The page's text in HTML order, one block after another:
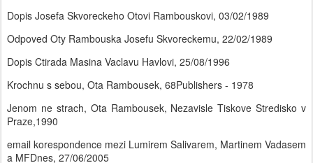
Dopis Josefa Skvoreckeho Otovi Rambouskovi, 03/02/1989
Odpoved Oty Rambouska Josefu Skvoreckemu, 22/02/1989
Dopis Ctirada Masina Vaclavu Havlovi, 25/08/1996
Krochnu s sebou, Ota Rambousek, 68Publishers - 1978
Jenom ne strach, Ota Rambousek, Nezavisle Tiskove Stredisko v
Praze,1990
email korespondence mezi Lumirem Salivarem, Martinem Vadasem
a MFDnes, 27/06/2005